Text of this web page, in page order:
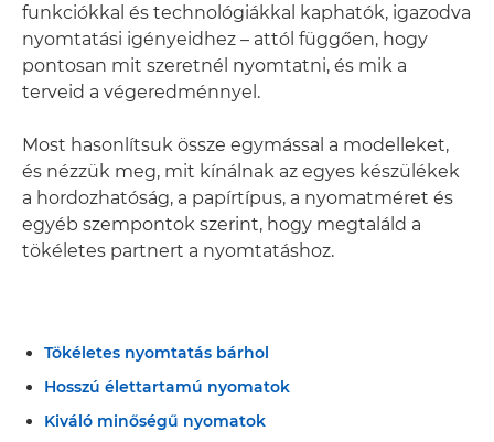
funkciókkal és technológiákkal kaphatók, igazodva
nyomtatási igényeidhez – attól függően, hogy
pontosan mit szeretnél nyomtatni, és mik a
terveid a végeredménnyel.
Most hasonlítsuk össze egymással a modelleket,
és nézzük meg, mit kínálnak az egyes készülékek
a hordozhatóság, a papírtípus, a nyomatméret és
egyéb szempontok szerint, hogy megtaláld a
tökéletes partnert a nyomtatáshoz.
Tökéletes nyomtatás bárhol
Hosszú élettartamú nyomatok
Kiváló minőségű nyomatok